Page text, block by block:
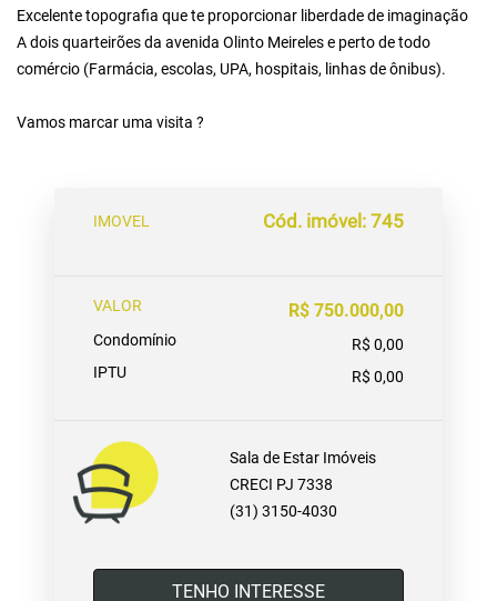
Excelente topografia que te proporcionar liberdade de imaginação
A dois quarteirões da avenida Olinto Meireles e perto de todo
comércio (Farmácia, escolas, UPA, hospitais, linhas de ônibus).
Vamos marcar uma visita ?
IMOVEL Cód. imóvel: 745
VALOR R$ 750.000,00
Condomínio
R$ 0,00
IPTU
R$ 0,00
Sala de Estar Imóveis
CRECI PJ 7338
(31) 3150-4030
TENHO INTERESSE